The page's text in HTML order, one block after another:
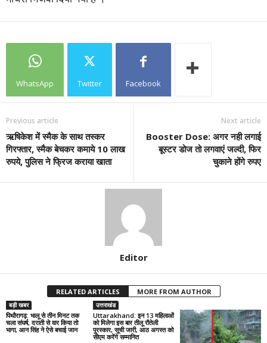
WhatsApp Twitter Facebook
Previous article
ऋषिकेश में स्मैक के साथ तस्कर
गिरफ्तार, स्मैक बेचकर कमाये 10 लाख
रुपये, पुलिस ने फ्रिज कराया खाता
Next article
Booster Dose: अगर नही लगाई
बूस्टर डोज तो लगवाएं जल्दी, फिर
चुकाने होंगे रुपए
Editor
RELATED ARTICLES MORE FROM AUTHOR
बड़ी खबर
पिथौरागढ़: भालू से तीन मिनट तक
चला संघर्ष, दराती से वार किया तो
भागा, आन सिंह ने ऐसे बचाई जान
उत्तराखंड
Uttarakhand: इन 13 महिलाओं
को मिलेगा इस बार तीलू रौतेली
पुरस्कार, सूची जारी, आठ अगस्त को
सीएम करेंगे सम्मानित